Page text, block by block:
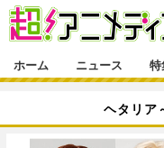
ニュース一覧
特集
ホーム ニュース 特
ヘタリ